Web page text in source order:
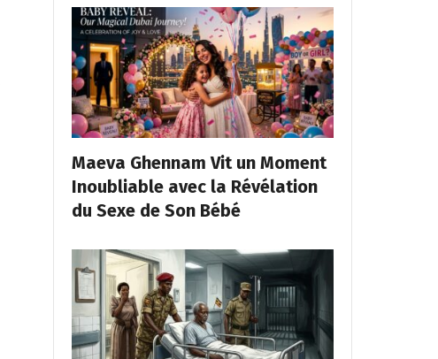
Maeva Ghennam Vit un Moment
Inoubliable avec la Révélation
du Sexe de Son Bébé